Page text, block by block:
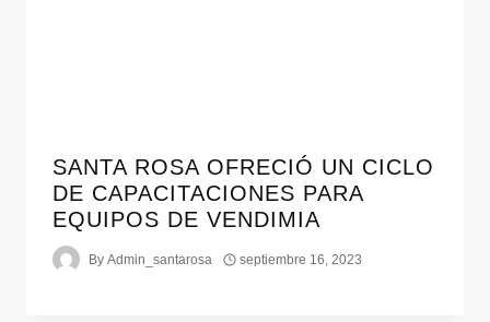
SANTA ROSA OFRECIÓ UN CICLO
DE CAPACITACIONES PARA
EQUIPOS DE VENDIMIA
By Admin_santarosa septiembre 16, 2023